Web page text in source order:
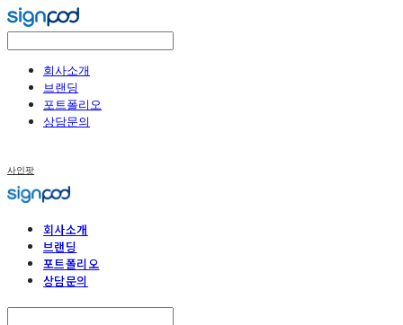
회사소개
브랜딩
포트폴리오
상담문의
사인팟
회사소개
브랜딩
포트폴리오
상담문의